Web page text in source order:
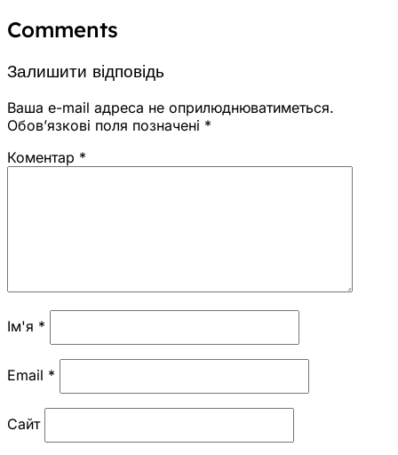
Comments
Залишити відповідь
Ваша e-mail адреса не оприлюднюватиметься.
Обов’язкові поля позначені *
Коментар *
Ім'я *
Email *
Сайт